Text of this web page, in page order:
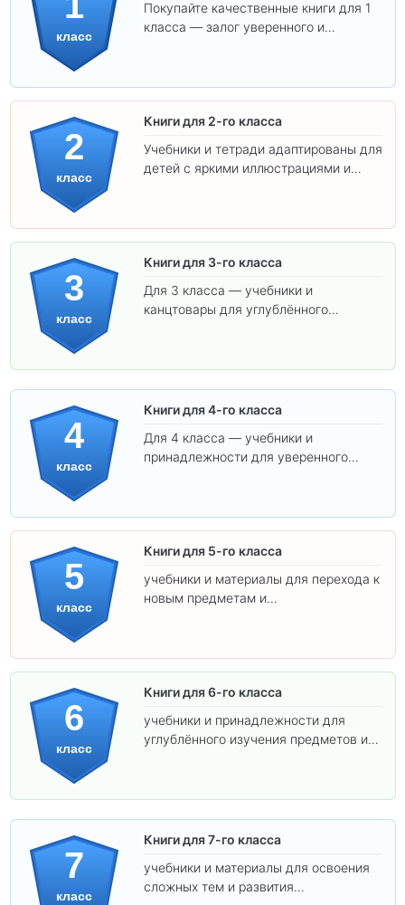
класс
Покупайте качественные книги для 1
класса — залог уверенного и
2
класс
Книги для 2-го класса
Учебники и тетради адаптированы для
детей с яркими иллюстрациями и
3
класс
Книги для 3-го класса
Для 3 класса — учебники и
канцтовары для углублённого
4
класс
Книги для 4-го класса
Для 4 класса — учебники и
принадлежности для уверенного
5
класс
Книги для 5-го класса
учебники и материалы для перехода к
новым предметам и
6
класс
Книги для 6-го класса
учебники и принадлежности для
углублённого изучения предметов и
7
класс
Книги для 7-го класса
учебники и материалы для освоения
сложных тем и развития